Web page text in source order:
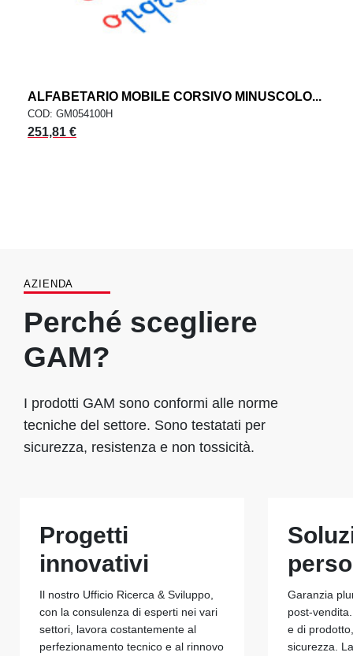
ALFABETARIO MOBILE CORSIVO MINUSCOLO...
COD: GM054100H
251,81 €
AZIENDA
Perché scegliere
GAM?
I prodotti GAM sono conformi alle norme
tecniche del settore. Sono testatati per
sicurezza, resistenza e non tossicità.
Progetti
innovativi
Il nostro Ufficio Ricerca & Sviluppo,
con la consulenza di esperti nei vari
settori, lavora costantemente al
perfezionamento tecnico e al rinnovo
Garanzia
post-
e di
sicurezza.